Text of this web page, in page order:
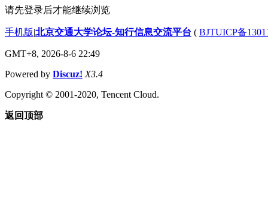
请先登录后才能继续浏览
手机版|北京交通大学论坛-知行信息交流平台 ( BJTUICP备
GMT+8, 2026-8-6 22:49
Powered by Discuz! X3.4
Copyright © 2001-2020, Tencent Cloud.
返回顶部